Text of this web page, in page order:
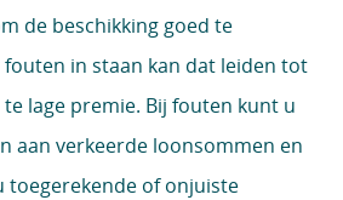
de beschikking goed te
in staan kan dat leiden tot
lage premie. Bij fouten kunt u
aan verkeerde loonsommen en
toegerekende of onjuiste